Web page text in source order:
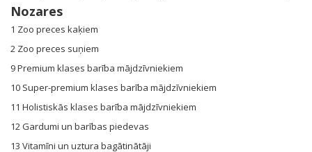
Nozares
1 Zoo preces kaķiem
2 Zoo preces suņiem
9 Premium klases barība mājdzīvniekiem
10 Super-premium klases barība mājdzīvniekiem
11 Holistiskās klases barība mājdzīvniekiem
12 Gardumi un barības piedevas
13 Vitamīni un uztura bagātinātāji